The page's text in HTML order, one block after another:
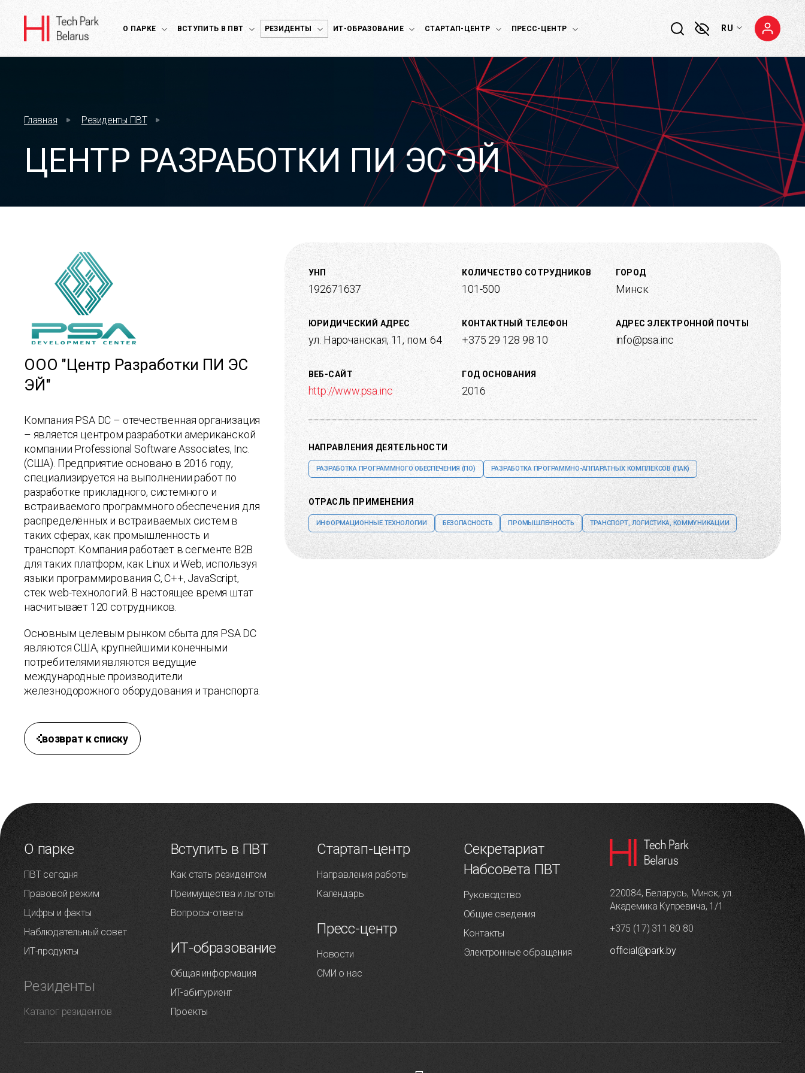
О ПАРКЕ ВСТУПИТЬ В ПВТ РЕЗИДЕНТЫ ИТ-ОБРАЗОВАНИЕ СТАРТАП-ЦЕНТР ПРЕСС-ЦЕНТР RU
Главная Резиденты ПВТ
ЦЕНТР РАЗРАБОТКИ ПИ ЭС ЭЙ
ООО "Центр Разработки ПИ ЭС
ЭЙ"
Компания PSA DC – отечественная организация
– является центром разработки американской
компании Professional Software Associates, Inc.
(США). Предприятие основано в 2016 году,
специализируется на выполнении работ по
разработке прикладного, системного и
встраиваемого программного обеспечения для
распределённых и встраиваемых систем в
таких сферах, как промышленность и
транспорт. Компания работает в сегменте B2B
для таких платформ, как Linux и Web, используя
языки программирования C, С++, JavaScript,
стекweb-технологий. В настоящее время штат
насчитывает 120 сотрудников.
Основным целевым рынком сбыта для PSA DC
являются США, крупнейшими конечными
потребителями являются ведущие
международные производители
железнодорожного оборудования и транспорта.
возврат к списку
УНП
192671637
КОЛИЧЕСТВО СОТРУДНИКОВ
101-500
ГОРОД
Минск
ЮРИДИЧЕСКИЙ АДРЕС
ул. Нарочанская, 11, пом. 64
КОНТАКТНЫЙ ТЕЛЕФОН
+375 29 128 98 10
АДРЕС ЭЛЕКТРОННОЙ ПОЧТЫ
info@psa.inc
ВЕБ-САЙТ
http://www.psa.inc
ГОД ОСНОВАНИЯ
2016
НАПРАВЛЕНИЯ ДЕЯТЕЛЬНОСТИ
РАЗРАБОТКА ПРОГРАММНОГО ОБЕСПЕЧЕНИЯ (ПО) РАЗРАБОТКА ПРОГРАММНО-АППАРАТНЫХ КОМПЛЕКСОВ (ПАК)
ОТРАСЛЬ ПРИМЕНЕНИЯ
ИНФОРМАЦИОННЫЕ ТЕХНОЛОГИИ БЕЗОПАСНОСТЬ ПРОМЫШЛЕННОСТЬ ТРАНСПОРТ, ЛОГИСТИКА, КОММУНИКАЦИИ
О парке
ПВТ сегодня
Правовой режим
Цифры и факты
Наблюдательный совет
ИТ-продукты
Резиденты
Каталог резидентов
Вступить в ПВТ
Как стать резидентом
Преимущества и льготы
Вопросы-ответы
ИТ-образование
Общая информация
ИT-абитуриент
Проекты
Стартап-центр
Направления работы
Календарь
Пресс-центр
Новости
СМИ о нас
Секретариат
Набсовета ПВТ
Руководство
Общие сведения
Контакты
Электронные обращения
220084, Беларусь, Минск, ул.
Академика Купревича, 1/1
+375 (17) 311 80 80
official@park.by